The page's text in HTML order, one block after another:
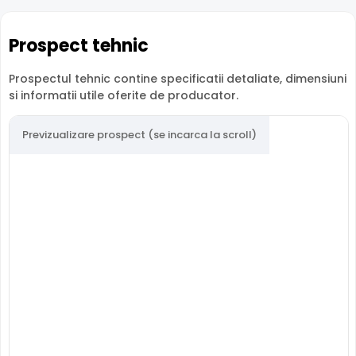
Dahua HAC-HDW1200T-Z-A este proiectata pentru
montaj exterior, cu carcasa dinPlastic rezistenta la
intemperii si interval de operare intre -30°C si 60°C.
Prospect tehnic
Prospectul tehnic contine specificatii detaliate, dimensiuni
si informatii utile oferite de producator.
Previzualizare prospect (se incarca la scroll)